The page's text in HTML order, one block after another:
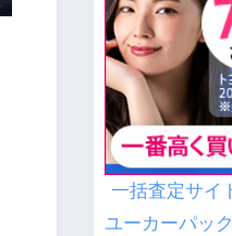
一括査定サイ
ユーカーパッ